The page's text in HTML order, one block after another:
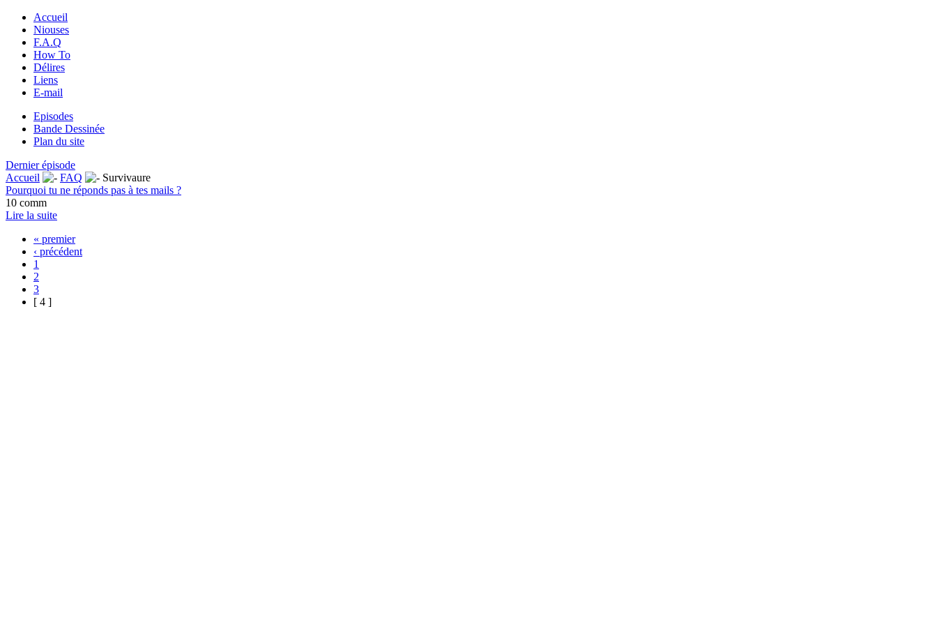
Accueil
Niouses
F.A.Q
How To
Délires
Liens
E-mail
Episodes
Bande Dessinée
Plan du site
Dernier épisode
Accueil
FAQ
Survivaure
Pourquoi tu ne réponds pas à tes mails ?
10 comm
Lire la suite
« premier
‹ précédent
1
2
3
[ 4 ]